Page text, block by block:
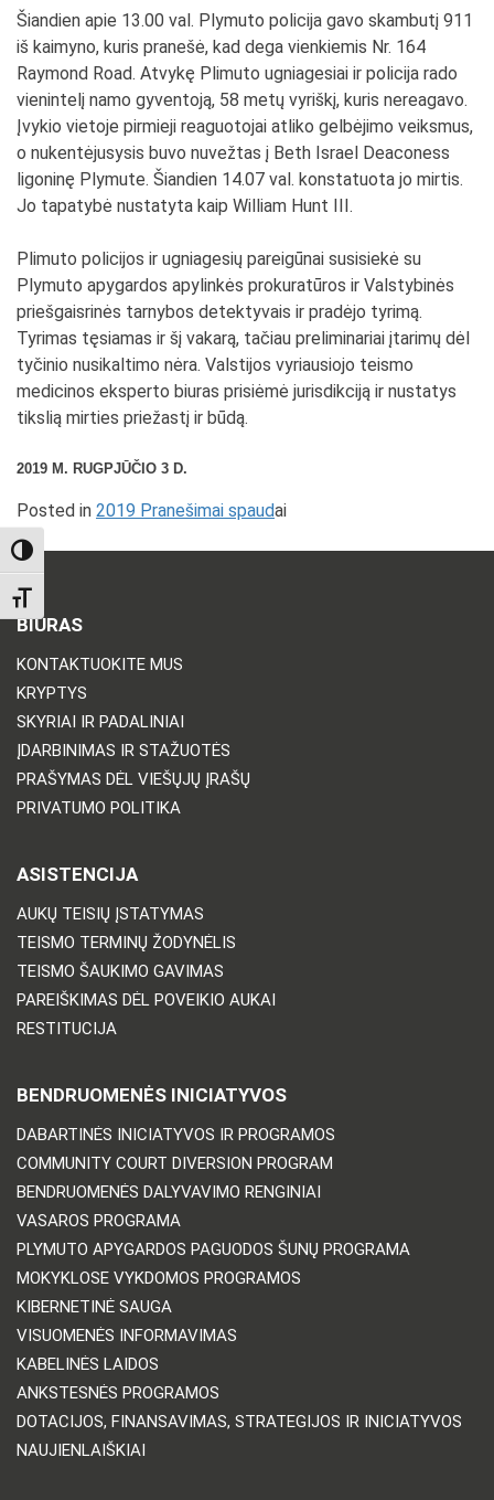
TOGGLE HIGH CONTRAST
TOGGLE FONT SIZE
Šiandien apie 13.00 val. Plymuto policija gavo skambutį 911
iš kaimyno, kuris pranešė, kad dega vienkiemis Nr. 164
Raymond Road. Atvykę Plimuto ugniagesiai ir policija rado
vienintelį namo gyventoją, 58 metų vyriškį, kuris nereagavo.
Įvykio vietoje pirmieji reaguotojai atliko gelbėjimo veiksmus,
o nukentėjusysis buvo nuvežtas į Beth Israel Deaconess
ligoninę Plymute. Šiandien 14.07 val. konstatuota jo mirtis.
Jo tapatybė nustatyta kaip William Hunt III.
Plimuto policijos ir ugniagesių pareigūnai susisiekė su
Plymuto apygardos apylinkės prokuratūros ir Valstybinės
priešgaisrinės tarnybos detektyvais ir pradėjo tyrimą.
Tyrimas tęsiamas ir šį vakarą, tačiau preliminariai įtarimų dėl
tyčinio nusikaltimo nėra. Valstijos vyriausiojo teismo
medicinos eksperto biuras prisiėmė jurisdikciją ir nustatys
tikslią mirties priežastį ir būdą.
2019 M. RUGPJŪČIO 3 D.
Posted in 2019 Pranešimai spaudai
BIURAS
KONTAKTUOKITE MUS
KRYPTYS
SKYRIAI IR PADALINIAI
ĮDARBINIMAS IR STAŽUOTĖS
PRAŠYMAS DĖL VIEŠŲJŲ ĮRAŠŲ
PRIVATUMO POLITIKA
ASISTENCIJA
AUKŲ TEISIŲ ĮSTATYMAS
TEISMO TERMINŲ ŽODYNĖLIS
TEISMO ŠAUKIMO GAVIMAS
PAREIŠKIMAS DĖL POVEIKIO AUKAI
RESTITUCIJA
BENDRUOMENĖS INICIATYVOS
DABARTINĖS INICIATYVOS IR PROGRAMOS
COMMUNITY COURT DIVERSION PROGRAM
BENDRUOMENĖS DALYVAVIMO RENGINIAI
VASAROS PROGRAMA
PLYMUTO APYGARDOS PAGUODOS ŠUNŲ PROGRAMA
MOKYKLOSE VYKDOMOS PROGRAMOS
KIBERNETINĖ SAUGA
VISUOMENĖS INFORMAVIMAS
KABELINĖS LAIDOS
ANKSTESNĖS PROGRAMOS
DOTACIJOS, FINANSAVIMAS, STRATEGIJOS IR INICIATYVOS
NAUJIENLAIŠKIAI